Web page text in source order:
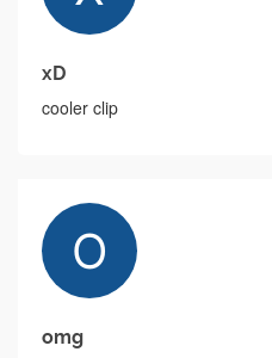
xD
cooler clip
omg